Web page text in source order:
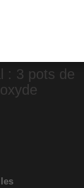
: 3 pots de